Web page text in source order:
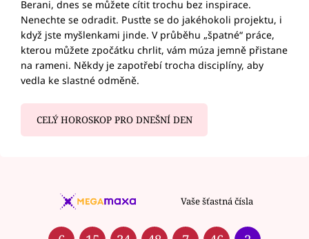
Berani, dnes se můžete cítit trochu bez inspirace.
Nenechte se odradit. Pusťte se do jakéhokoli projektu, i
když jste myšlenkami jinde. V průběhu „špatné“ práce,
kterou můžete zpočátku chrlit, vám múza jemně přistane
na rameni. Někdy je zapotřebí trocha disciplíny, aby
vedla ke slastné odměně.
CELÝ HOROSKOP PRO DNEŠNÍ DEN
Vaše šťastná čísla